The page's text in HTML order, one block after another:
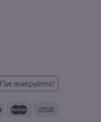
Γίνε συνεργάτης!